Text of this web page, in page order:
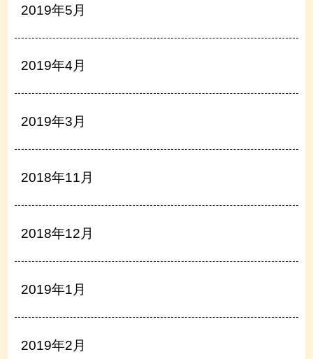
2019年5月
2019年4月
2019年3月
2018年11月
2018年12月
2019年1月
2019年2月